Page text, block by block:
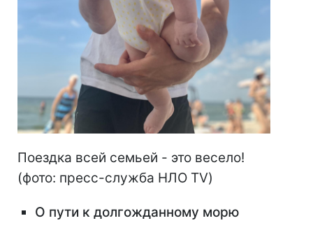
Поездка всей семьей - это весело!
(фото: пресс-служба НЛО TV)
О пути к долгожданному морю